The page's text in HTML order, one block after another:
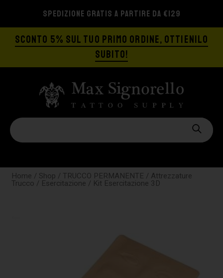
SPEDIZIONE GRATIS A PARTIRE DA €129
SCONTO 5% SUL TUO PRIMO ORDINE, OTTIENILO
SUBITO!
Home / Shop / TRUCCO PERMANENTE / Attrezzature
Trucco / Esercitazione / Kit Esercitazione 3D